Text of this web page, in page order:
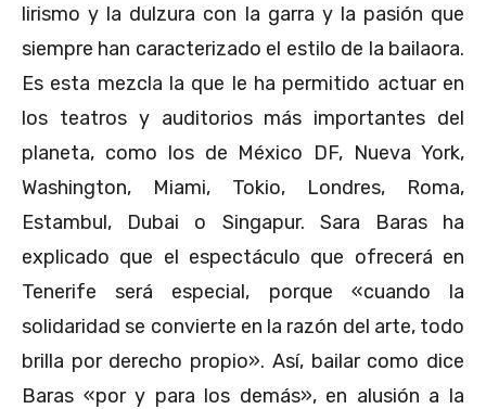
lirismo y la dulzura con la garra y la pasión que
siempre han caracterizado el estilo de la bailaora.
Es esta mezcla la que le ha permitido actuar en
los teatros y auditorios más importantes del
planeta, como los de México DF, Nueva York,
Washington, Miami, Tokio, Londres, Roma,
Estambul, Dubai o Singapur. Sara Baras ha
explicado que el espectáculo que ofrecerá en
Tenerife será especial, porque «cuando la
solidaridad se convierte en la razón del arte, todo
brilla por derecho propio». Así, bailar como dice
Baras «por y para los demás», en alusión a la